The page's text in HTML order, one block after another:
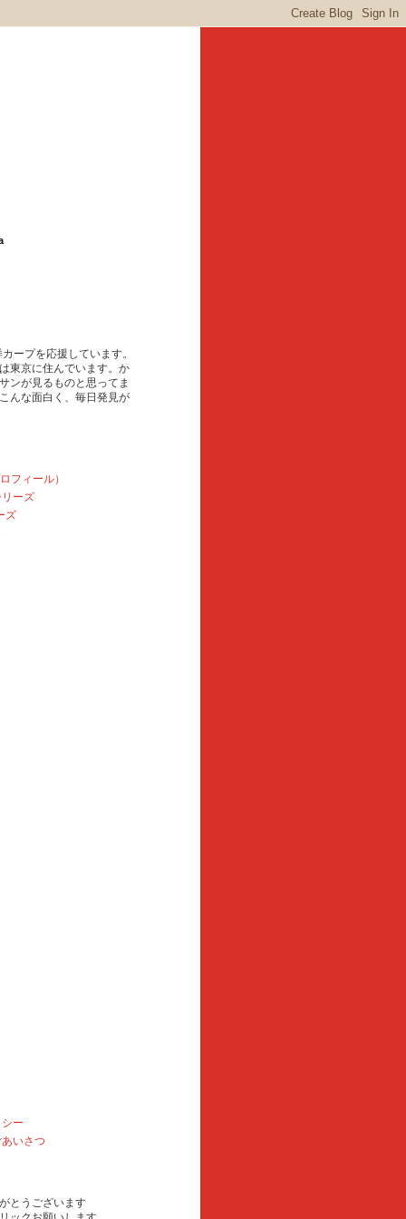
ープを応援しています。
東京に住んでいます。か
ンが見るものと思ってま
んな面白く、毎日発見が
フィール）
ーズ
ズ
ー
いさつ
とうございます